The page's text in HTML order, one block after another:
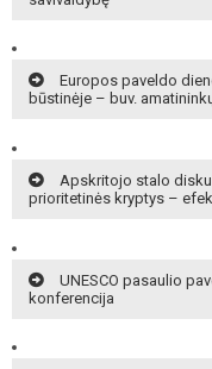
Europos paveldo
būstinėje – buv.
Apskritojo stalo
prioritetinės kryptys –
UNESCO pasaulio
konferencija